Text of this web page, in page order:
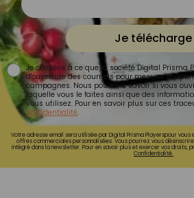
Je télécharge
Je consens à ce que la société Digital Prisma
d'ouverture des courriels pour mesurer et
campagnes. Nous pourrons savoir si vous
laquelle vous le faites ainsi que des
vous utilisez. Pour en savoir plus sur ces
confidentialité.
Votre adresse email sera utilisée par Digital Prisma Playerspour
offres commerciales personnalisées. Vous pourrez vous
intégré dans la newsletter. Pour en savoir plus et exercer vos droits,
Confidentialité.